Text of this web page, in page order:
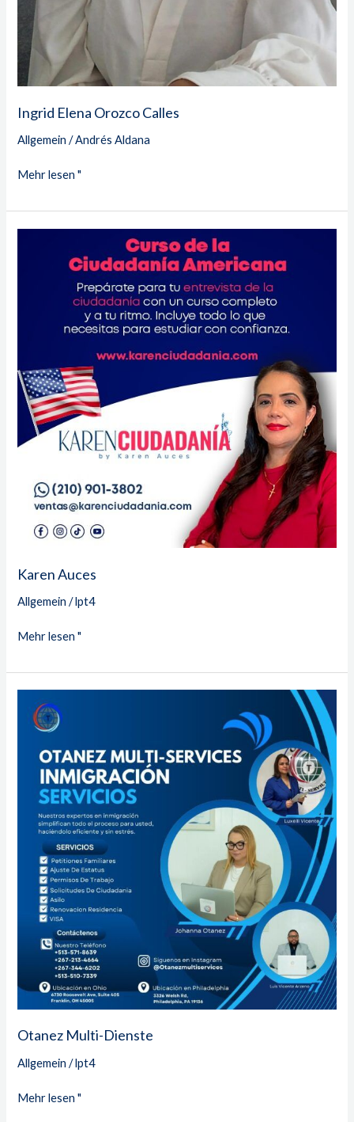
Ingrid Elena Orozco Calles
Allgemein /Andrés Aldana
Mehr lesen "
Karen Auces
Allgemein /lpt4
Mehr lesen "
Otanez Multi-Dienste
Allgemein /lpt4
Multi-
Dienste
Mehr lesen "